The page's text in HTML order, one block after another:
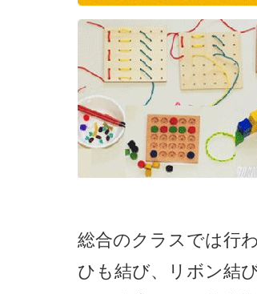
総合のクラスでは行
ひも結び、リボン結